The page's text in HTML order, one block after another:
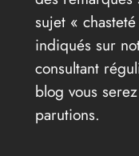
sujet «
indiqués sur
consultant
blog vous
parutions.